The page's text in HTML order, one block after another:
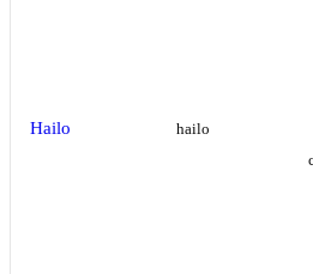
Hailo hailo